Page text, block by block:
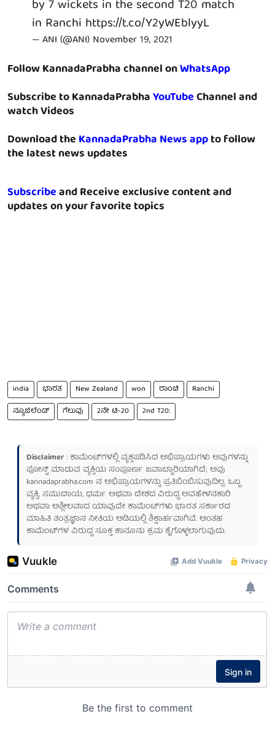
by 7 wickets in the second T20 match
in Ranchi https://t.co/Y2yWEblyyL
— ANI (@ANI) November 19, 2021
Follow KannadaPrabha channel onWhatsApp
Subscribe to KannadaPrabhaYouTubeChannel and
watch Videos
Download theKannadaPrabha News appto follow
the latest news updates
Subscribeand Receive exclusive content and
updates on your favorite topics
india ಭಾರತ New Zealand won ರಾಂಚಿ
Ranchi
ನ್ಯೂಜಿಲೆಂಡ್
ಗೆಲುವು 2ನೇ ಟಿ-20 2nd T20:
Disclaimer: ಕಾಮೆಂಟ್‌ಗಳಲ್ಲಿ ವ್ಯಕ್ತಪಡಿಸಿದ ಅಭಿಪ್ರಾಯಗಳು ಅವುಗಳನ್ನು
ಪೋಸ್ಟ್ ಮಾಡುವ ವ್ಯಕ್ತಿಯ ಸಂಪೂರ್ಣ ಜವಾಬ್ದಾರಿಯಾಗಿದೆ; ಅವು
kannadaprabha.com ನ ಅಭಿಪ್ರಾಯಗಳನ್ನು ಪ್ರತಿಬಿಂಬಿಸುವುದಿಲ್ಲ. ಒಬ್ಬ
ವ್ಯಕ್ತಿ, ಸಮುದಾಯ, ಧರ್ಮ ಅಥವಾ ದೇಶದ ವಿರುದ್ಧ ಅವಹೇಳನಕಾರಿ
ಅಥವಾ ಅಶ್ಲೀಲವಾದ ಯಾವುದೇ ಕಾಮೆಂಟ್‌ಗಳು ಭಾರತ ಸರ್ಕಾರದ
ಮಾಹಿತಿ ತಂತ್ರಜ್ಞಾನ ನೀತಿಯ ಅಡಿಯಲ್ಲಿ ಶಿಕ್ಷಾರ್ಹವಾಗಿವೆ. ಅಂತಹ
ಕಾಮೆಂಟ್‌ಗಳ ವಿರುದ್ಧ ಸೂಕ್ತ ಕಾನೂನು ಕ್ರಮ ಕೈಗೊಳ್ಳಲಾಗುವುದು.